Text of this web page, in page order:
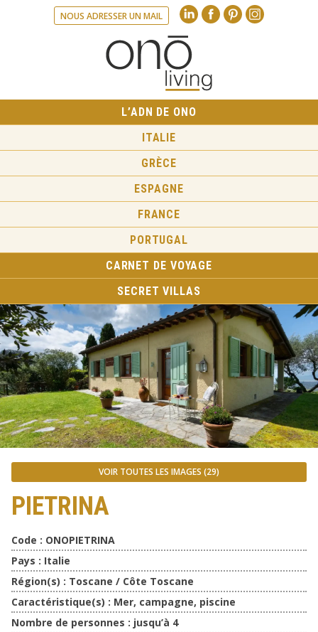
NOUS ADRESSER UN MAIL Linkedin
L’ADN DE ONO
ITALIE
GRÈCE
ESPAGNE
FRANCE
PORTUGAL
CARNET DE VOYAGE
SECRET VILLAS
VOIR TOUTES LES IMAGES (29)
PIETRINA
Code : ONOPIETRINA
Pays : Italie
Région(s) : Toscane / Côte Toscane
Caractéristique(s) : Mer, campagne, piscine
Nombre de personnes : jusqu’à 4